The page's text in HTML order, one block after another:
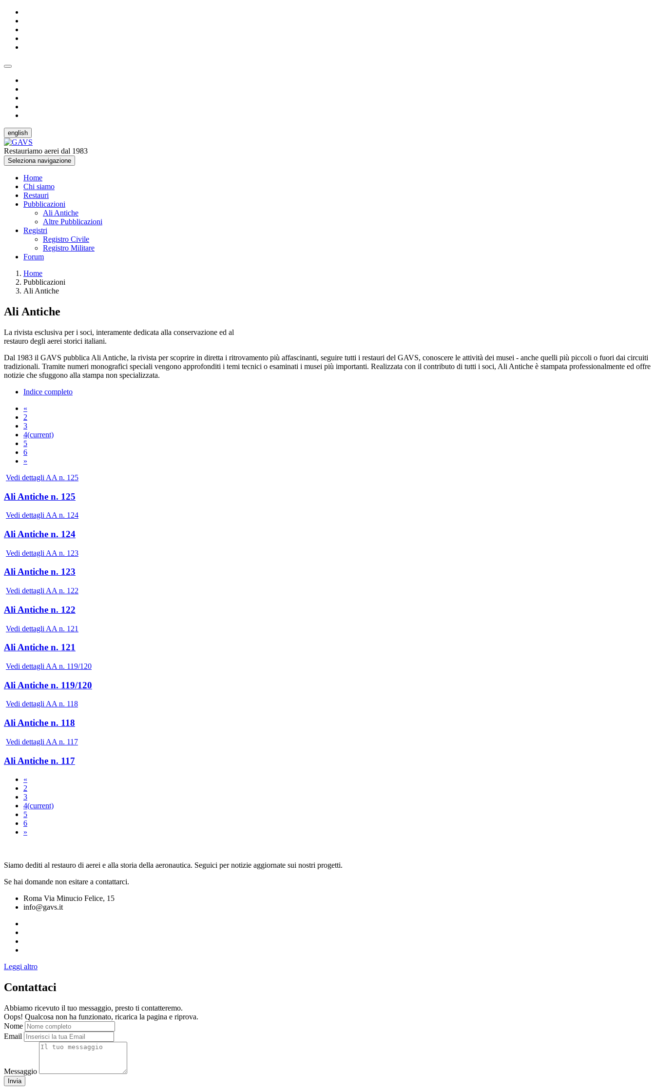
english
Restauriamo aerei dal 1983
Seleziona navigazione
Home
Chi siamo
Restauri
Pubblicazioni
Ali Antiche
Altre Pubblicazioni
Registri
Registro Civile
Registro Militare
Forum
Home
Pubblicazioni
Ali Antiche
Ali Antiche
La rivista esclusiva per i soci, interamente dedicata alla conservazione ed al
restauro degli aerei storici italiani.
Dal 1983 il GAVS pubblica Ali Antiche, la rivista per scoprire in diretta i ritrovamento più affascinanti, seguire tutti i restauri del GAVS, conoscere le attività dei musei - anche quelli più piccoli o fuori dai circuiti
tradizionali. Tramite numeri monografici speciali vengono approfonditi i temi tecnici o esaminati i musei più importanti. Realizzata con il contributo di tutti i soci, Ali Antiche è stampata professionalmente ed offre
notizie che sfuggono alla stampa non specializzata.
Indice completo
«
2
3
4(current)
5
6
»
Vedi dettagli AA n. 125
Ali Antiche n. 125
Vedi dettagli AA n. 124
Ali Antiche n. 124
Vedi dettagli AA n. 123
Ali Antiche n. 123
Vedi dettagli AA n. 122
Ali Antiche n. 122
Vedi dettagli AA n. 121
Ali Antiche n. 121
Vedi dettagli AA n. 119/120
Ali Antiche n. 119/120
Vedi dettagli AA n. 118
Ali Antiche n. 118
Vedi dettagli AA n. 117
Ali Antiche n. 117
«
2
3
4(current)
5
6
»
Siamo dediti al restauro di aerei e alla storia della aeronautica. Seguici per notizie aggiornate sui nostri progetti.
Se hai domande non esitare a contattarci.
Roma Via Minucio Felice, 15
info@gavs.it
Leggi altro
Contattaci
Abbiamo ricevuto il tuo messaggio, presto ti contatteremo.
Oops! Qualcosa non ha funzionato, ricarica la pagina e riprova.
Nome
Email
Messaggio